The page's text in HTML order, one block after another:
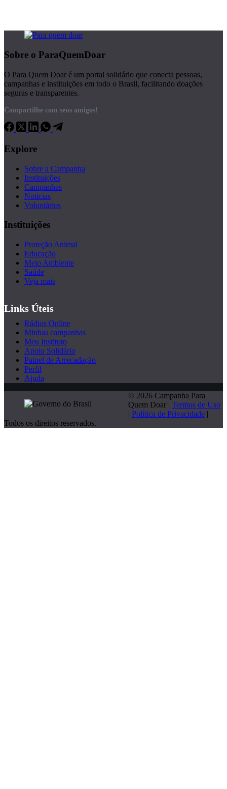
Sobre o ParaQuemDoar
O Para Quem Doar é um portal solidário que conecta pessoas,
campanhas e instituições em todo o Brasil, facilitando doações
seguras e transparentes.
Compartilhe com seus amigos!
Explore
Sobre a Campanha
Instituições
Campanhas
Notícias
Voluntários
Instituições
Proteção Animal
Educação
Meio Ambiente
Saúde
Veja mais
Links Úteis
Rádios Online
Minhas campanhas
Meu Instituto
Apoio Solidário
Painel de Arrecadação
Perfil
Ajuda
© 2026 Campanha Para
Quem Doar | Termos de Uso
| Política de Privacidade |
Todos os direitos reservados.